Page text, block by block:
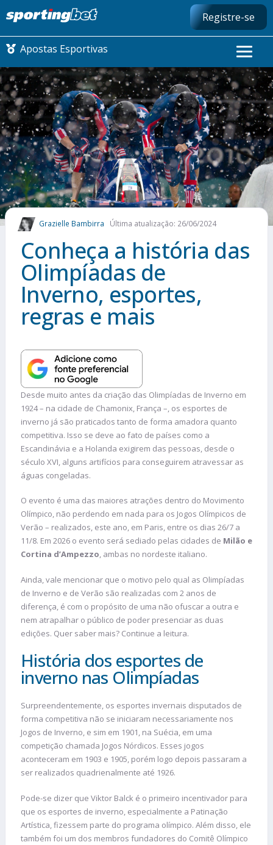
Registre-se
Apostas Esportivas
CONMEBOL LIBERTADORES
FUTEBOL NACIONAL
FUTEBOL INTERNACIONAL
COMO APOSTAR
MAIS ESPORTES
Grazielle Bambirra Última atualização: 26/06/2024
Conheça a história das
Olimpíadas de
Inverno, esportes,
regras e mais
Desde muito antes da criação das Olimpíadas de Inverno em
1924 – na cidade de Chamonix, França –, os esportes de
inverno já são praticados tanto de forma amadora quanto
competitiva. Isso se deve ao fato de países como a
Escandinávia e a Holanda exigirem das pessoas, desde o
século XVI, alguns artifícios para conseguirem atravessar as
águas congeladas.
O evento é uma das maiores atrações dentro do Movimento
Olímpico, não perdendo em nada para os Jogos Olímpicos de
Verão – realizados, este ano, em Paris, entre os dias 26/7 a
11/8. Em 2026 o evento será sediado pelas cidades de Milão e
Cortina d’Ampezzo, ambas no nordeste italiano.
Ainda, vale mencionar que o motivo pelo qual as Olimpíadas
de Inverno e de Verão são realizadas com 2 anos de
diferença, é com o propósito de uma não ofuscar a outra e
nem atrapalhar o público de poder presenciar as duas
edições. Quer saber mais? Continue a leitura.
História dos esportes de
inverno nas Olimpíadas
Surpreendentemente, os esportes invernais disputados de
forma competitiva não se iniciaram necessariamente nos
Jogos de Inverno, e sim em 1901, na Suécia, em uma
competição chamada Jogos Nórdicos. Esses jogos
aconteceram em 1903 e 1905, porém logo depois passaram a
ser realizados quadrienalmente até 1926.
Pode-se dizer que Viktor Balck é o primeiro incentivador para
que os esportes de inverno, especialmente a Patinação
Artística, fizessem parte do programa olímpico. Além disso, ele
também foi um dos membros fundadores do Comitê Olímpico